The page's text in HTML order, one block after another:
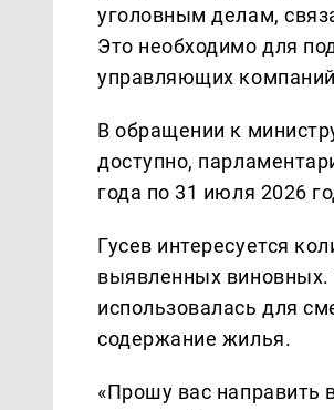
уголовным делам,
Это необходимо для
управляющих
В обращении к
доступно,
года по 31 июля 2026
Гусев интересуется
выявленных виновных.
использовалась для
содержание жилья.
«Прошу вас направить